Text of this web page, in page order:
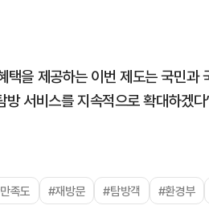
택을 제공하는 이번 제도는 국민과
서비스를 지속적으로 확대하겠
족도 #재방문 #탐방객 #환경부